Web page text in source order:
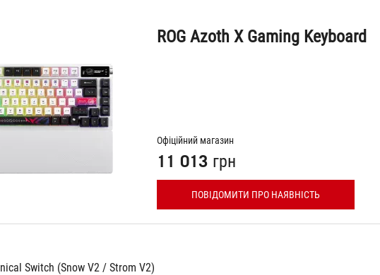
ROG Azoth X Gaming Keyboard
Офіційний магазин
11 013 грн
ПОВІДОМИТИ ПРО НАЯВНІСТЬ
Switch (Snow V2 / Strom V2)